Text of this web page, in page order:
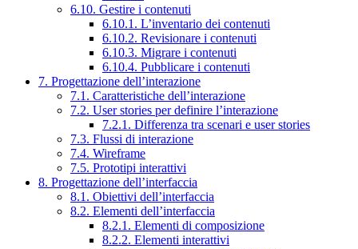
6.10. Gestire i contenuti
6.10.1. L’inventario dei contenuti
6.10.2. Revisionare i contenuti
6.10.3. Migrare i contenuti
6.10.4. Pubblicare i contenuti
7. Progettazione dell’interazione
7.1. Caratteristiche dell’interazione
7.2. User stories per definire l’interazione
7.2.1. Differenza tra scenari e user stories
7.3. Flussi di interazione
7.4. Wireframe
7.5. Prototipi interattivi
8. Progettazione dell’interfaccia
8.1. Obiettivi dell’interfaccia
8.2. Elementi dell’interfaccia
8.2.1. Elementi di composizione
8.2.2. Elementi interattivi